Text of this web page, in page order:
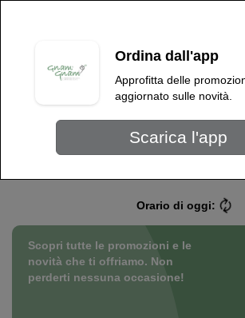
Gelateria Gnam Gnam
Gelateria Gnam Gnam
Orario di oggi:
Scopri tutte le promozioni e le
novità che ti offriamo. Non
perderti nessuna occasione!
Ordina dall'app
Approfitta delle
aggiornato sulle novità.
Scarica l'app